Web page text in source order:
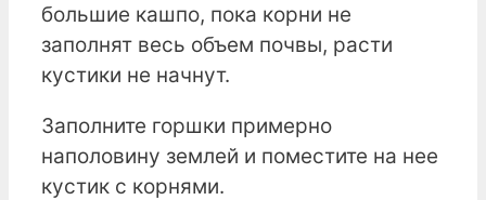
большие кашпо, пока корни не
заполнят весь объем почвы, расти
кустики не начнут.
Заполните горшки примерно
наполовину землей и поместите на нее
кустик с корнями.